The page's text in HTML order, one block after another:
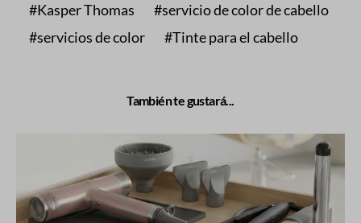
Kasper Thomas
servicio de color de cabello
servicios de color
Tinte para el cabello
También te gustará...